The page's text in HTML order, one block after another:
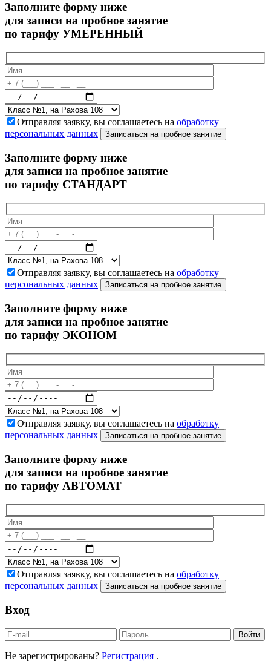
Заполните форму ниже
для записи на пробное занятие
по тарифу УМЕРЕННЫЙ
Отправляя заявку, вы соглашаетесь на обработку
персональных данных
Записаться на пробное занятие
Заполните форму ниже
для записи на пробное занятие
по тарифу СТАНДАРТ
Отправляя заявку, вы соглашаетесь на обработку
персональных данных
Записаться на пробное занятие
Заполните форму ниже
для записи на пробное занятие
по тарифу ЭКОНОМ
Отправляя заявку, вы соглашаетесь на обработку
персональных данных
Записаться на пробное занятие
Заполните форму ниже
для записи на пробное занятие
по тарифу АВТОМАТ
Отправляя заявку, вы соглашаетесь на обработку
персональных данных
Записаться на пробное занятие
Вход
Войти
Не зарегистрированы? Регистрация .